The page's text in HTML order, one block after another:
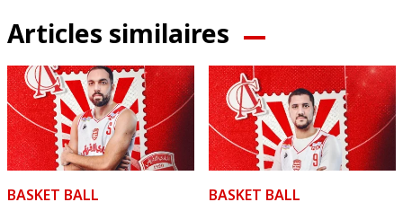
Articles similaires
BASKET BALL
BASKET BALL